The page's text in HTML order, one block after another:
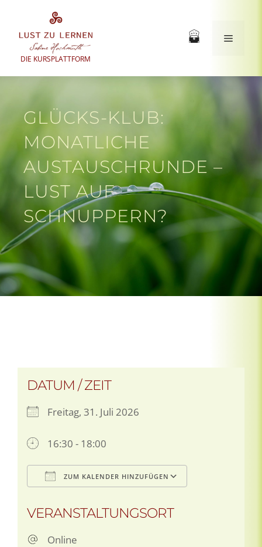
springen
DIE KURSPLATTFORM
Menü
GLÜCKS-KLUB:
MONATLICHE
AUSTAUSCHRUNDE –
LUST AUF
SCHNUPPERN?
DATUM / ZEIT
Freitag, 31. Juli 2026
16:30 - 18:00
ZUM KALENDER HINZUFÜGEN
VERANSTALTUNGSORT
Online